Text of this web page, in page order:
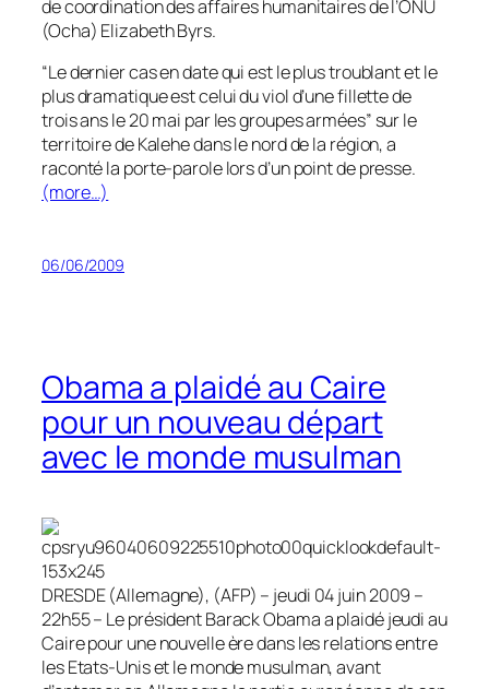
de coordination des affaires humanitaires de l’ONU
(Ocha) Elizabeth Byrs.
“Le dernier cas en date qui est le plus troublant et le
plus dramatique est celui du viol d’une fillette de
trois ans le 20 mai par les groupes armées” sur le
territoire de Kalehe dans le nord de la région, a
raconté la porte-parole lors d’un point de presse.
(more…)
06/06/2009
Obama a plaidé au Caire
pour un nouveau départ
avec le monde musulman
DRESDE (Allemagne), (AFP) – jeudi 04 juin 2009 –
22h55 – Le président Barack Obama a plaidé jeudi au
Caire pour une nouvelle ère dans les relations entre
les Etats-Unis et le monde musulman, avant